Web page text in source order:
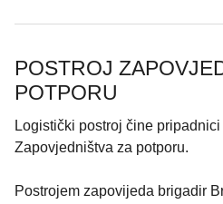
POSTROJ
POTPORU
Logistički postroj čine
Zapovjedništva za potporu.
Postrojem zapovijeda brigadir